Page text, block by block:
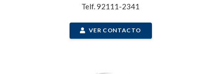
Telf. 92111-2341
VER CONTACTO